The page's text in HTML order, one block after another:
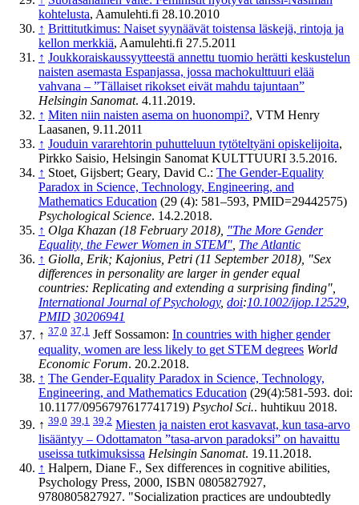
kohtelusta, Aamulehti.fi 28.10.2010
↑ Brittitutkimus: Naiset syynäävät toistensa läskejä, rintoja ja
kellon merkkiä, Aamulehti.fi 27.5.2011
↑ Joukkoraiskaus­syytteestä annettu tuomio herätti keskustelun
naisten asemasta Espanjassa, jossa macho­kulttuuri elää
vahvana – ”Tällaiset rikokset eivät mahdu tajuntaan”
Helsingin Sanomat. 4.11.2019.
↑ Miten niin naisten asema on huonompi?, VTM Henry
Laasanen, 9.11.2011
↑ Jouduin vararehtorin puhutteluun tytöteltyäni opiskelijoita,
Pirkko Saisio, Helsingin Sanomat KULTTUURI 3.5.2016.
↑ Stoet, Gijsbert; Geary, David C.: The Gender-Equality
Paradox in Science, Technology, Engineering, and
Mathematics Education (29 (4): 581–593, PMID=29442575)
Psychological Science. 14.2.2018.
↑ Olga Khazan (18 February 2018), "The More Gender
Equality, the Fewer Women in STEM", The Atlantic
↑ Giolla, Erik; Kajonius, Petri (11 September 2018), "Sex
differences in personality are larger in gender equal
countries: Replicating and extending a surprising finding",
International Journal of Psychology, doi:10.1002/ijop.12529,
PMID 30206941
↑ 37,0 37,1 Jeff Sossamon: In countries with higher gender
equality, women are less likely to get STEM degrees World
Economic Forum. 20.2.2018.
↑ The Gender-Equality Paradox in Science, Technology,
Engineering, and Mathematics Education (29(4):581-593. doi:
10.1177/0956797617741719) Psychol Sci.. huhtikuu 2018.
↑ 39,0 39,1 39,2 Miesten ja naisten erot kasvavat, kun tasa-arvo
lisääntyy – Odottamaton ”tasa-arvon paradoksi” on havaittu
useissa tutkimuksissa Helsingin Sanomat. 19.11.2018.
↑ Halpern, Diane F., Sex differences in cognitive abilities,
Psychology Press, 2000, ISBN 0805827927,
9780805827927. "Socialization practices are undoubtedly